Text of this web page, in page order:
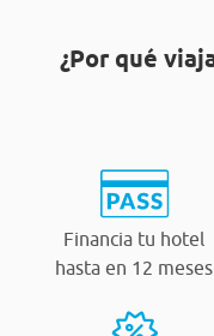
¿Por qué
Financia tu hotel
hasta en 12 meses